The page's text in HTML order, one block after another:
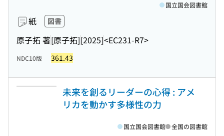
紙 図書
原子拓 著[原子拓][2025]<EC231-R7>
国立国会図書館
NDC10版 361.43
未来を創るリーダーの心得 : アメ
リカを動かす多様性の力
国立国会図書館 全国の図書館